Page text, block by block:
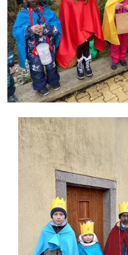
HUDEBNÍ KOUTEK
FOTOALBUM
NÁVŠTĚVNÍ KNIHA
ODKAZY
Farnost Studená
Nám. Sv. J.
STUDENÁ
378 566
© 2026 eStránky.cz |